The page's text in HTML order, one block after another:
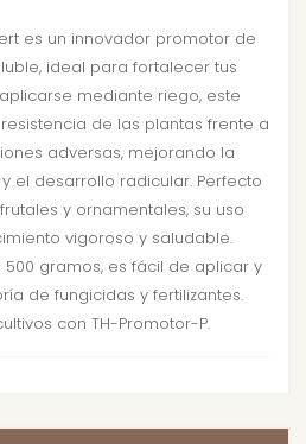
es un innovador promotor de
ideal para fortalecer tus
mediante riego, este
de las plantas frente a
adversas, mejorando la
el desarrollo radicular. Perfecto
y ornamentales, su uso
vigoroso y saludable.
gramos, es fácil de aplicar y
de fungicidas y fertilizantes.
con TH-Promotor-P.